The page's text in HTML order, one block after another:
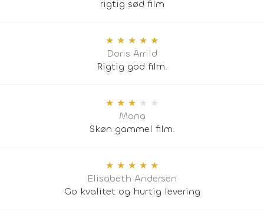
rigtig sød film
★ ★ ★ ★ ★
Doris Arrild
Rigtig god film.
★ ★ ★ ★ ★
Mona
Skøn gammel film.
★ ★ ★ ★ ★
Elisabeth Andersen
Go kvalitet og hurtig levering